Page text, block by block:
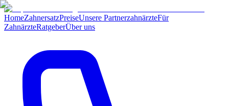
HomeZahnersatzPreiseUnsere PartnerzahnärzteFür
ZahnärzteRatgeberÜber uns